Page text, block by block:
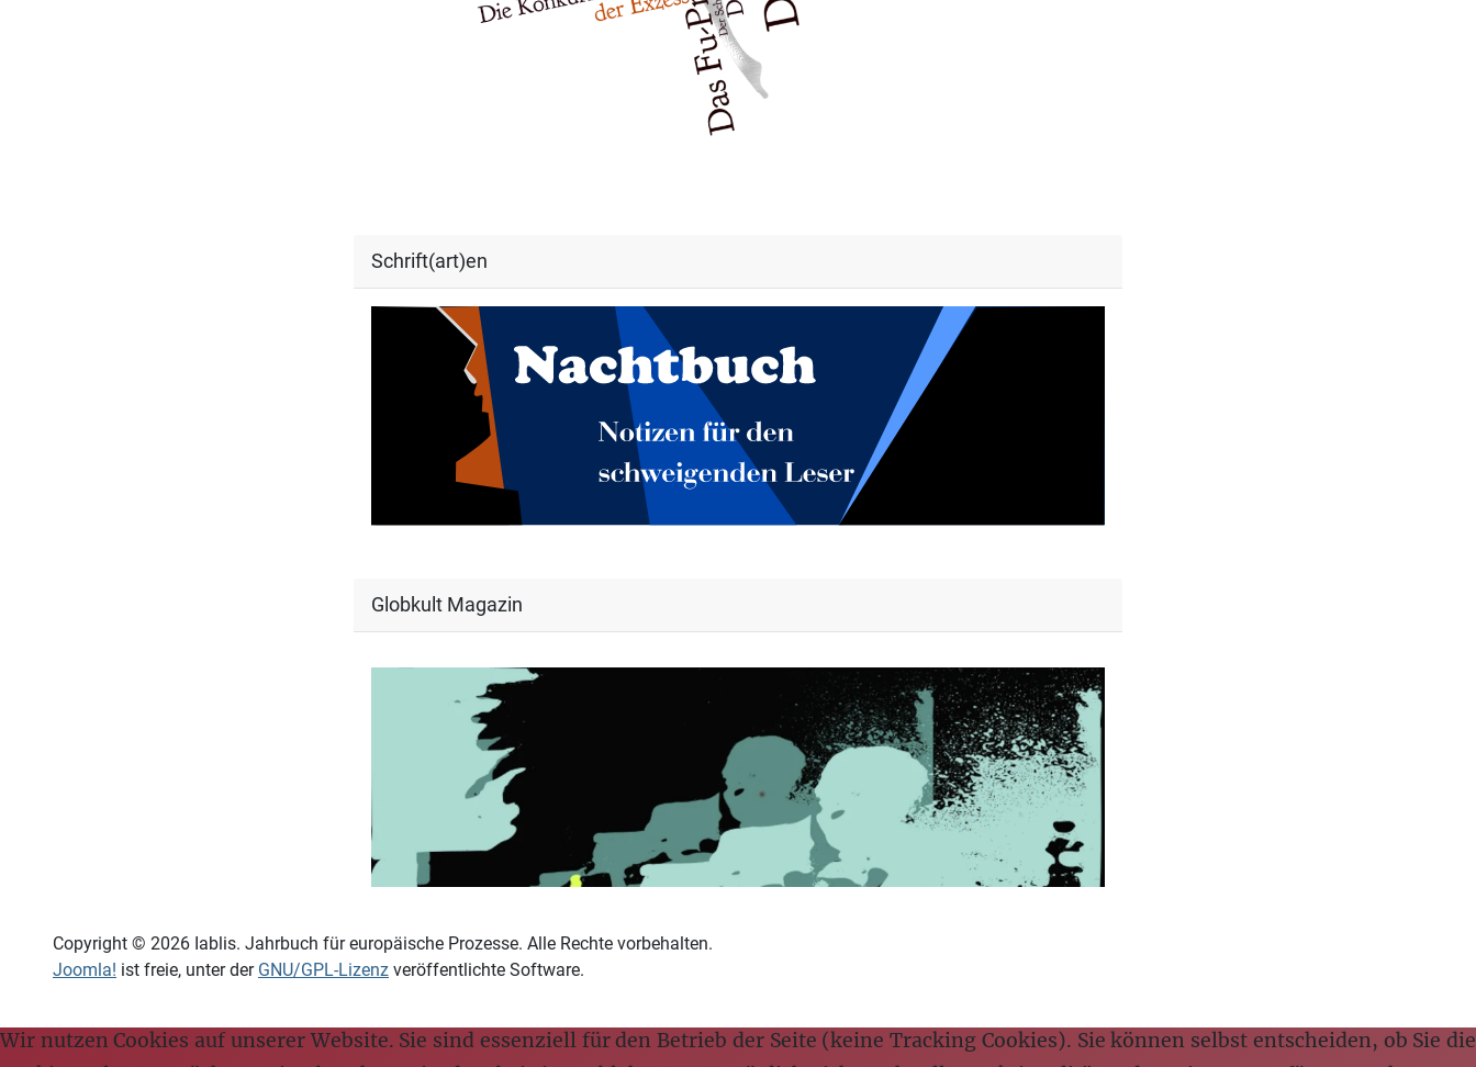
Schrift(art)en
Globkult Magazin
Copyright © 2026 Iablis. Jahrbuch für europäische Prozesse. Alle Rechte vorbehalten.
Joomla! ist freie, unter der GNU/GPL-Lizenz veröffentlichte Software.
Wir nutzen Cookies auf unserer Website. Sie sind essenziell für den Betrieb der Seite (keine Tracking Cookies). Sie können selbst entscheiden, ob Sie die